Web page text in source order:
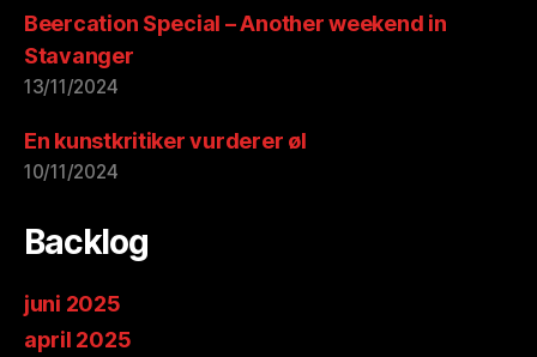
Beercation Special – Another weekend in
Stavanger
13/11/2024
En kunstkritiker vurderer øl
10/11/2024
Backlog
juni 2025
april 2025